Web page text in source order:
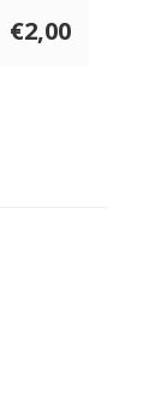
€2,00